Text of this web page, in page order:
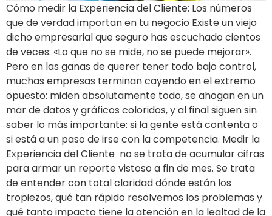
Cómo medir la Experiencia del Cliente: Los números
que de verdad importan en tu negocio Existe un viejo
dicho empresarial que seguro has escuchado cientos
de veces: «Lo que no se mide, no se puede mejorar».
Pero en las ganas de querer tener todo bajo control,
muchas empresas terminan cayendo en el extremo
opuesto: miden absolutamente todo, se ahogan en un
mar de datos y gráficos coloridos, y al final siguen sin
saber lo más importante: si la gente está contenta o
si está a un paso de irse con la competencia. Medir la
Experiencia del Cliente no se trata de acumular cifras
para armar un reporte vistoso a fin de mes. Se trata
de entender con total claridad dónde están los
tropiezos, qué tan rápido resolvemos los problemas y
qué tanto impacto tiene la atención en la lealtad de la